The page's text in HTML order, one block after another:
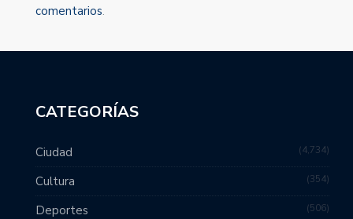
comentarios.
CATEGORÍAS
Ciudad 4,734
Cultura 354
Deportes 506